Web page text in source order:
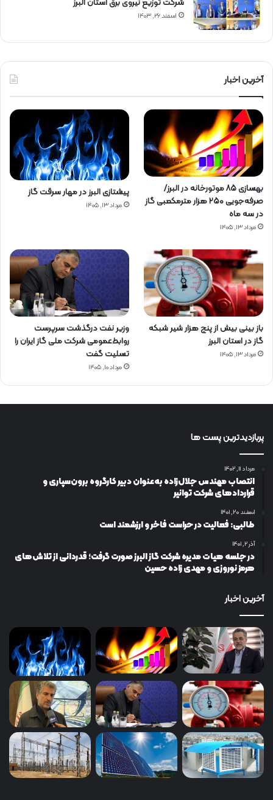
شركت توزیع نیروی برق استان البرز
اسفند ۲۶, ۱۴۰۳
آخرین اخبار
بهسازی ۸۵ موتورخانه در البرز/
صرفه‌جویی ۲۵۰ هزار مترمکعبی گاز
در سه ماه
مرداد ۱۳, ۱۴۰۵
پیشتازی البرز در مهار سرقت گاز
مرداد ۱۳, ۱۴۰۵
باز بینی بیش از پنج هزار شیر شبکه
گاز در استان البرز
مرداد ۱۳, ۱۴۰۵
وزیر نفت درگذشت سرپرست
روابط‌عمومی شرکت ملی گاز ایران را
تسلیت گفت
مرداد ۱۰, ۱۴۰۵
پربازدیدترین پست ها
مرداد ۱۱, ۱۴۰۲
انتصاب مهندس جلال‌زاده به‌عنوان دبیر كارگروه برون‌سپاری و
قراردادهای شركت توانیر
اسفند ۲۰, ۱۴۰۱
طالبی: فعالیت در حراست فاخر و ارزشمند است
آذر ۲, ۱۴۰۱
در جلسه هیات مدیره شرکت گاز البرز صورت گرفت؛ قدردانی از تلاش‌های
هرمز نوروزی و مهدی زاده حسین
آخرین اخبار